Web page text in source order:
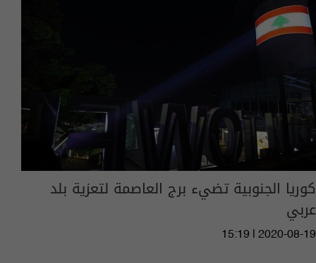
كوريا الجنوبية تضيء برج العاصمة لتعزية بلد
عربي
15:19 | 2020-08-19